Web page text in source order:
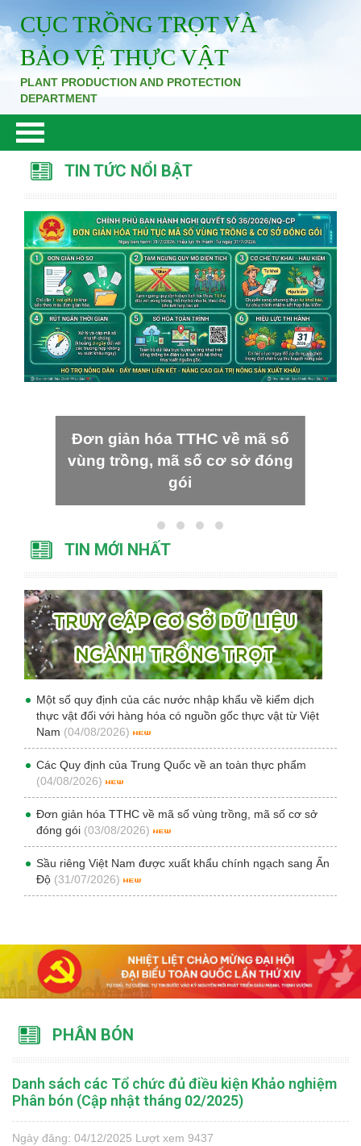
CỤC TRỒNG TRỌT VÀ
BẢO VỆ THỰC VẬT
PLANT PRODUCTION AND PROTECTION
DEPARTMENT
TIN TỨC NỔI BẬT
Đơn giản hóa TTHC về mã số
vùng trồng, mã số cơ sở đóng
gói
TIN MỚI NHẤT
Một số quy định của các nước nhập khẩu về kiểm dịch
thực vật đối với hàng hóa có nguồn gốc thực vật từ Việt
Nam (04/08/2026)
Các Quy định của Trung Quốc về an toàn thực phẩm
(04/08/2026)
Đơn giản hóa TTHC về mã số vùng trồng, mã số cơ sở
đóng gói (03/08/2026)
Sầu riêng Việt Nam được xuất khẩu chính ngạch sang Ấn
Độ (31/07/2026)
PHÂN BÓN
Danh sách các Tổ chức đủ điều kiện Khảo nghiệm
Phân bón (Cập nhật tháng 02/2025)
Ngày đăng: 04/12/2025 Lượt xem 9437